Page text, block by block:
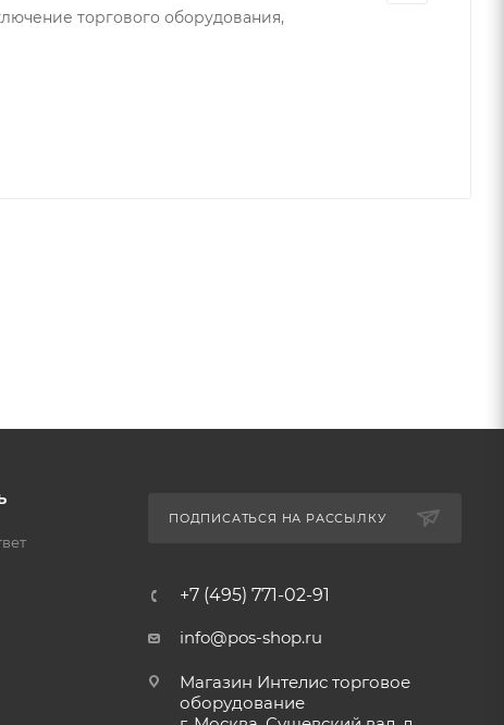
торгового оборудования,
ПОДПИСАТЬСЯ НА РАССЫЛКУ
+7 (495) 771-02-91
info@pos-shop.ru
Магазин Интелис торговое
оборудование